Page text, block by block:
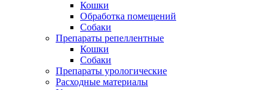
Кошки
Обработка помещений
Собаки
Препараты репеллентные
Кошки
Собаки
Препараты урологические
Расходные материалы